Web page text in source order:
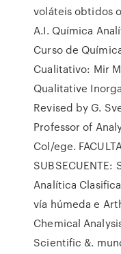
voláteis obtidos
A.I. Química
Curso de
Cualitativo: Mir
Qualitative
Revised by G.
Professor of
Col/ege.
Analítica
vía húmeda e
Chemical
Scientific &.